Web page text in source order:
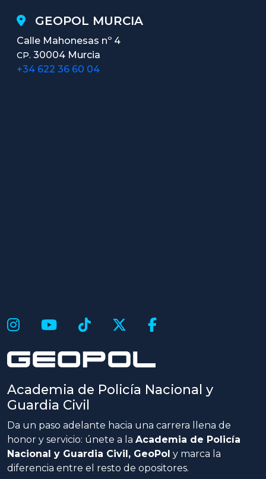
GEOPOL MURCIA
Calle Mahonesas nº 4
CP. 30004 Murcia
+34 622 36 60 04
Academia de Policía Nacional y
Guardia Civil
Da un paso adelante hacia una carrera llena de
honor y servicio: únete a la Academia de Policía
Nacional y Guardia Civil, GeoPol y marca la
diferencia entre el resto de opositores.